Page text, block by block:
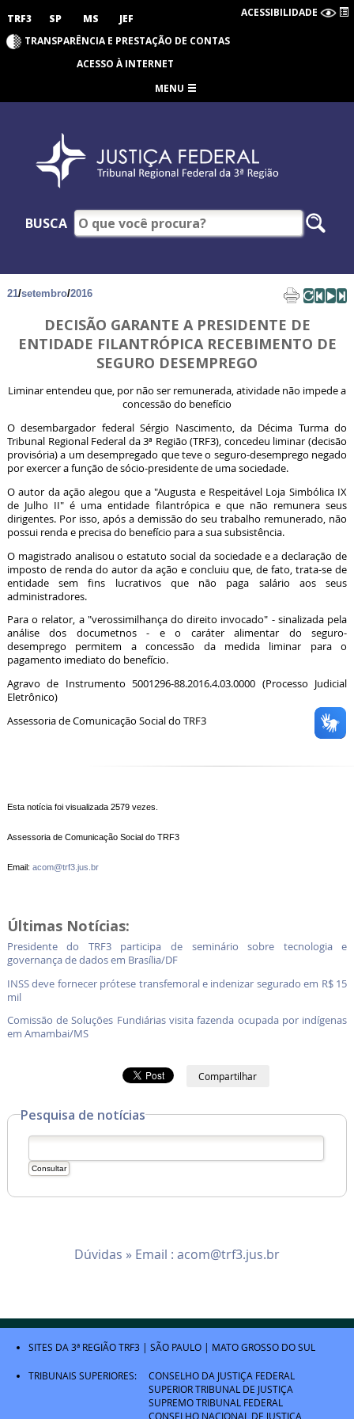
TRF3 SP MS JEF ACESSIBILIDADE
TRANSPARÊNCIA E PRESTAÇÃO DE CONTAS
ACESSO À INTERNET
MENU
BUSCA
21/setembro/2016
DECISÃO GARANTE A PRESIDENTE DE
ENTIDADE FILANTRÓPICA RECEBIMENTO DE
SEGURO DESEMPREGO
Liminar entendeu que, por não ser remunerada, atividade não impede a
concessão do benefício
O desembargador federal Sérgio Nascimento, da Décima Turma do
Tribunal Regional Federal da 3ª Região (TRF3), concedeu liminar (decisão
provisória) a um desempregado que teve o seguro-desemprego negado
por exercer a função de sócio-presidente de uma sociedade.
O autor da ação alegou que a "Augusta e Respeitável Loja Simbólica IX
de Julho II" é uma entidade filantrópica e que não remunera seus
dirigentes. Por isso, após a demissão do seu trabalho remunerado, não
possui renda e precisa do benefício para a sua subsistência.
O magistrado analisou o estatuto social da sociedade e a declaração de
imposto de renda do autor da ação e concluiu que, de fato, trata-se de
entidade sem fins lucrativos que não paga salário aos seus
administradores.
Para o relator, a "verossimilhança do direito invocado" - sinalizada pela
análise dos documetnos - e o caráter alimentar do seguro-
desemprego permitem a concessão da medida liminar para o
pagamento imediato do benefício.
Agravo de Instrumento 5001296-88.2016.4.03.0000 (Processo Judicial
Eletrônico)
Assessoria de Comunicação Social do TRF3
Esta notícia foi visualizada 2579 vezes.
Assessoria de Comunicação Social do TRF3
Email: acom@trf3.jus.br
Últimas Notícias:
Presidente do TRF3 participa de seminário sobre tecnologia e
governança de dados em Brasília/DF
INSS deve fornecer prótese transfemoral e indenizar segurado em R$ 15
mil
Comissão de Soluções Fundiárias visita fazenda ocupada por indígenas
em Amambai/MS
Compartilhar
Pesquisa de notícias
Dúvidas » Email : acom@trf3.jus.br
SITES DA 3ª REGIÃOTRF3 | SÃO PAULO | MATO GROSSO DO SUL
TRIBUNAIS SUPERIORES:
CONSELHO DA JUSTIÇA FEDERAL
SUPERIOR TRIBUNAL DE JUSTIÇA
SUPREMO TRIBUNAL FEDERAL
CONSELHO NACIONAL DE JUSTIÇA